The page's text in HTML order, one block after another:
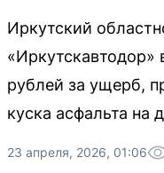
Иркутский
«Иркутскавтодор»
рублей за ущерб,
куска асфальта на
23 апреля, 2026, 01:06